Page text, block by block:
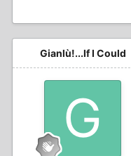
Gianlù!...If I Could